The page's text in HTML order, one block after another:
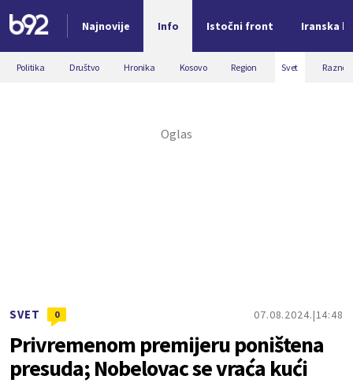
Najnovije Info Istočni front Iranska
Nova vest
Politika Društvo Hronika Kosovo Region Svet Razno
SVET 0 07.08.2024. 14:48
Privremenom premijeru poništena
presuda; Nobelovac se vraća kući